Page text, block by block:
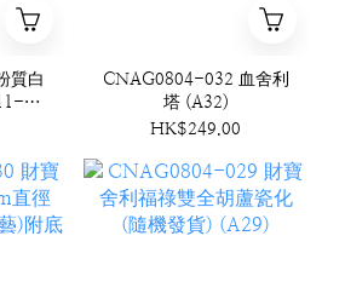
質白
構
CNAG0804-032 血舍利
塔 (A32)
HK$249.00